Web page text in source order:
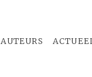
AUTEURS